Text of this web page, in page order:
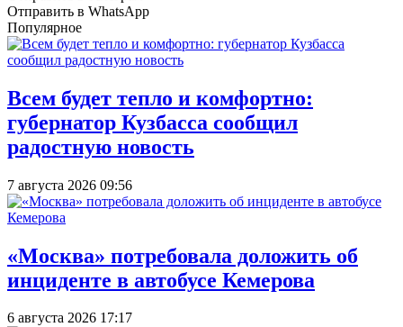
Отправить в WhatsApp
Популярное
Всем будет тепло и комфортно:
губернатор Кузбасса сообщил
радостную новость
7 августа 2026 09:56
«Москва» потребовала доложить об
инциденте в автобусе Кемерова
6 августа 2026 17:17